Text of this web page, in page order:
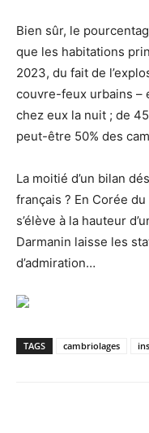
Bien sûr, le
que les habitations
2023, du fait de
couvre-feux urbains –
chez eux la nuit ; de
peut-être 50% des
La moitié d’un bilan
français ? En Corée
s’élève à la hauteur
Darmanin laisse les
d’admiration…
TAGS cambriolages